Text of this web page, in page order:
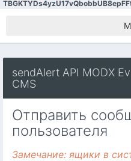
sendAlert API MODX
CMS
Отправить
пользователя
Замечание: ящики в